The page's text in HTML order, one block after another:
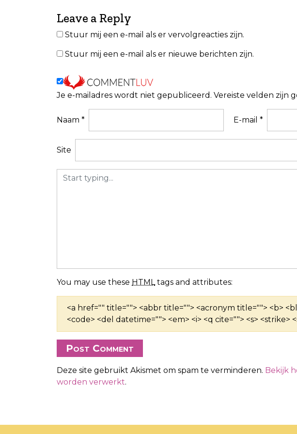
i
c
t
n
a
i
a
Leave a Reply
Je e-mailadres wordt niet gepubliceerd. Vereiste velden zijn
You may use these HTMLtags and attributes:
<a href="" title=""> <abbr title=""> <acronym title=""> <b>
<code> <del datetime=""> <em> <i> <q cite=""> <s> <strike>
Naam * E-mail *
Site
Stuur mij een e-mail als er vervolgreacties zijn.
Stuur mij een e-mail als er nieuwe berichten zijn.
Deze site gebruikt Akismet om spam te verminderen. Bekijk
worden verwerkt.